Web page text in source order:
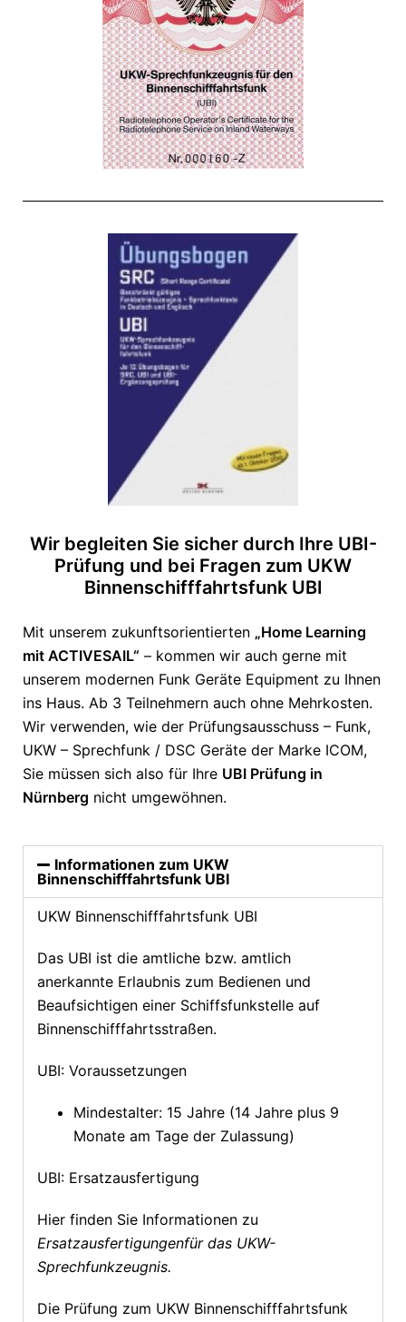
Wir begleiten Sie sicher durch Ihre UBI-
Prüfung und bei Fragen zum UKW
Binnenschifffahrtsfunk UBI
Mit unserem zukunftsorientierten „Home Learning
mit ACTIVESAIL“ – kommen wir auch gerne mit
unserem modernen Funk Geräte Equipment zu Ihnen
ins Haus. Ab 3 Teilnehmern auch ohne Mehrkosten.
Wir verwenden, wie der Prüfungsausschuss – Funk,
UKW – Sprechfunk / DSC Geräte der Marke ICOM,
Sie müssen sich also für Ihre UBI Prüfung in
Nürnberg nicht umgewöhnen.
Informationen zum UKW
Binnenschifffahrtsfunk UBI
UKW Binnenschifffahrtsfunk UBI
Das UBI ist die amtliche bzw. amtlich
anerkannte Erlaubnis zum Bedienen und
Beaufsichtigen einer Schiffsfunkstelle auf
Binnenschifffahrtsstraßen.
UBI: Voraussetzungen
Mindestalter: 15 Jahre (14 Jahre plus 9
Monate am Tage der Zulassung)
UBI: Ersatzausfertigung
Hier finden Sie Informationen zu
Ersatzausfertigungenfür das UKW-
Sprechfunkzeugnis.
Die Prüfung zum UKW Binnenschifffahrtsfunk